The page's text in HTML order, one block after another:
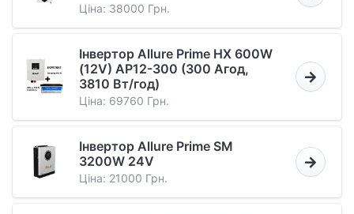
Ціна: 38000 Грн.
Інвертор Allure Prime HX 600W
(12V) AP12-300 (300 Агод,
3810 Вт/год)
Ціна: 69760 Грн.
Інвертор Allure Prime SM
3200W 24V
Ціна: 21000 Грн.